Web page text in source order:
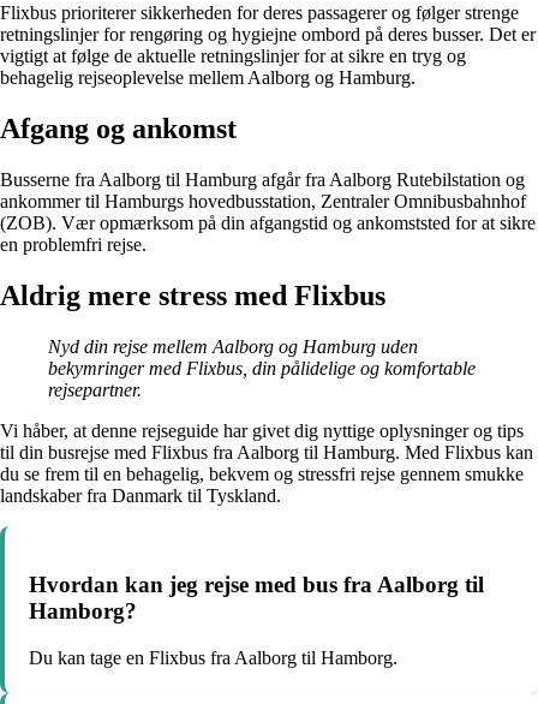
Flixbus prioriterer sikkerheden for deres passagerer og følger strenge
retningslinjer for rengøring og hygiejne ombord på deres busser. Det er
vigtigt at følge de aktuelle retningslinjer for at sikre en tryg og
behagelig rejseoplevelse mellem Aalborg og Hamburg.
Afgang og ankomst
Busserne fra Aalborg til Hamburg afgår fra Aalborg Rutebilstation og
ankommer til Hamburgs hovedbusstation, Zentraler Omnibusbahnhof
(ZOB). Vær opmærksom på din afgangstid og ankomststed for at sikre
en problemfri rejse.
Aldrig mere stress med Flixbus
Nyd din rejse mellem Aalborg og Hamburg uden
bekymringer med Flixbus, din pålidelige og komfortable
rejsepartner.
Vi håber, at denne rejseguide har givet dig nyttige oplysninger og tips
til din busrejse med Flixbus fra Aalborg til Hamburg. Med Flixbus kan
du se frem til en behagelig, bekvem og stressfri rejse gennem smukke
landskaber fra Danmark til Tyskland.
Hvordan kan jeg rejse med bus fra Aalborg til
Hamborg?
Du kan tage en Flixbus fra Aalborg til Hamborg.